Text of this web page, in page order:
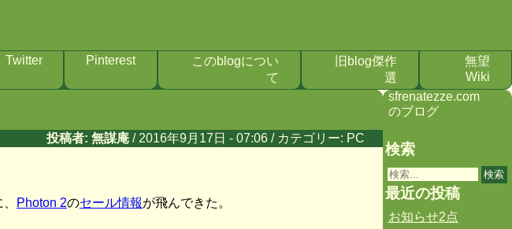
Twitter Pinterest
このblogについ
て
旧blog傑作
選
無望
Wiki
投稿者: 無謀庵/ 2016年9月17日 - 07:06 / カテゴリー: PC
Photon 2のセール情報が飛んできた。
sfrenatezze.com
のブログ
検索
最近の投稿
お知らせ2点